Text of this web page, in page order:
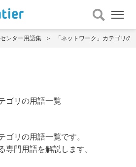
メ
を
ンター用語集 「ネットワーク」カテゴリの
ゴリの用語一覧
ゴリの用語一覧です。
専門用語を解説します。